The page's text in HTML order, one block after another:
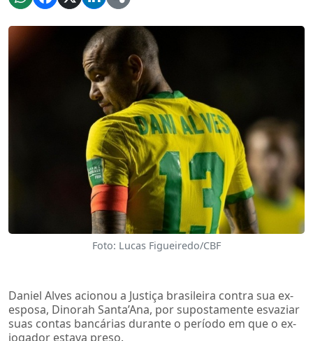
Foto: Lucas Figueiredo/CBF
Daniel Alves acionou a Justiça brasileira contra sua ex-
esposa, Dinorah Santa’Ana, por supostamente esvaziar
suas contas bancárias durante o período em que o ex-
jogador estava preso.